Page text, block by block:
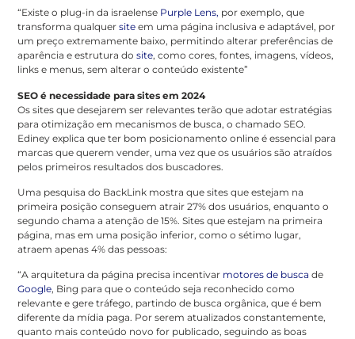
“Existe o plug-in da israelense Purple Lens, por exemplo, que
transforma qualquersite em uma página inclusiva e adaptável, por
um preço extremamente baixo, permitindo alterar preferências de
aparência e estrutura dosite, como cores, fontes, imagens, vídeos,
links e menus, sem alterar o conteúdo existente”
SEO é necessidade para sites em 2024
Os sites que desejarem ser relevantes terão que adotar estratégias
para otimização em mecanismos de busca, o chamado SEO.
Ediney explica que ter bom posicionamento online é essencial para
marcas que querem vender, uma vez que os usuários são atraídos
pelos primeiros resultados dos buscadores.
Uma pesquisa do BackLink mostra que sites que estejam na
primeira posição conseguem atrair 27% dos usuários, enquanto o
segundo chama a atenção de 15%. Sites que estejam na primeira
página, mas em uma posição inferior, como o sétimo lugar,
atraem apenas 4% das pessoas:
“A arquitetura da página precisa incentivar motores de busca de
Google, Bing para que o conteúdo seja reconhecido como
relevante e gere tráfego, partindo de busca orgânica, que é bem
diferente da mídia paga. Por serem atualizados constantemente,
quanto mais conteúdo novo for publicado, seguindo as boas